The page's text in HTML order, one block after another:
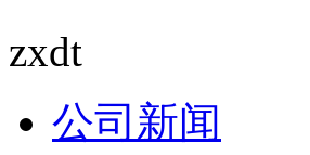
zxdt
公司新闻